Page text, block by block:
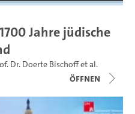
Jahre jüdische
Dr. Doerte Bischoffet al.
Öffnen